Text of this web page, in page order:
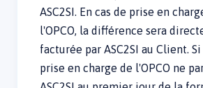
ASC2SI. En cas de prise en
l'OPCO, la différence sera
facturée par ASC2SI au Client.
prise en charge de l'OPCO ne